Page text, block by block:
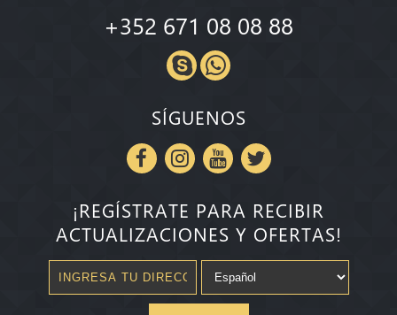
+352 671 08 08 88
SÍGUENOS
¡REGÍSTRATE PARA RECIBIR
ACTUALIZACIONES Y OFERTAS!